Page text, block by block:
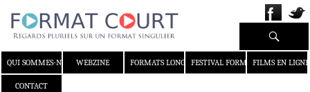
QUI SOMMES-NOUS ?WEBZINE FORMATS LONGS FESTIVAL FORMAT COURT
FILMS EN LIGNE
CONTACT
Recherche